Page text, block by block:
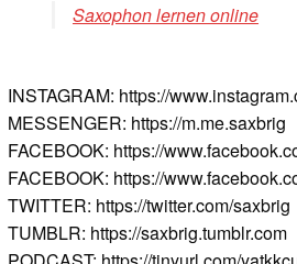
Saxophon lernen online
INSTAGRAM: https://
MESSENGER: https://m.me.saxbrig
FACEBOOK: https://
FACEBOOK: https://
TWITTER: https://twitter.com/saxbrig
TUMBLR: https://saxbrig.tumblr.com